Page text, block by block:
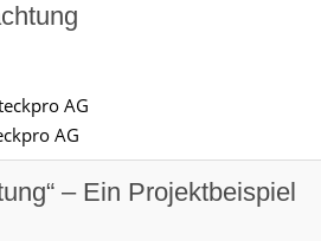
AG
AG
– Ein Projektbeispiel